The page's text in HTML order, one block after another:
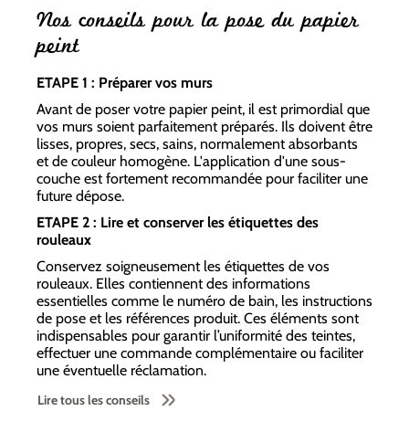
Nos conseils pour la pose du papier
peint
ETAPE 1 : Préparer vos murs
Avant de poser votre papier peint, il est primordial que
vos murs soient parfaitement préparés. Ils doivent être
lisses, propres, secs, sains, normalement absorbants
et de couleur homogène. L'application d'une sous-
couche est fortement recommandée pour faciliter une
future dépose.
ETAPE 2 : Lire et conserver les étiquettes des
rouleaux
Conservez soigneusement les étiquettes de vos
rouleaux. Elles contiennent des informations
essentielles comme le numéro de bain, les instructions
de pose et les références produit. Ces éléments sont
indispensables pour garantir l’uniformité des teintes,
effectuer une commande complémentaire ou faciliter
une éventuelle réclamation.
Lire tous les conseils